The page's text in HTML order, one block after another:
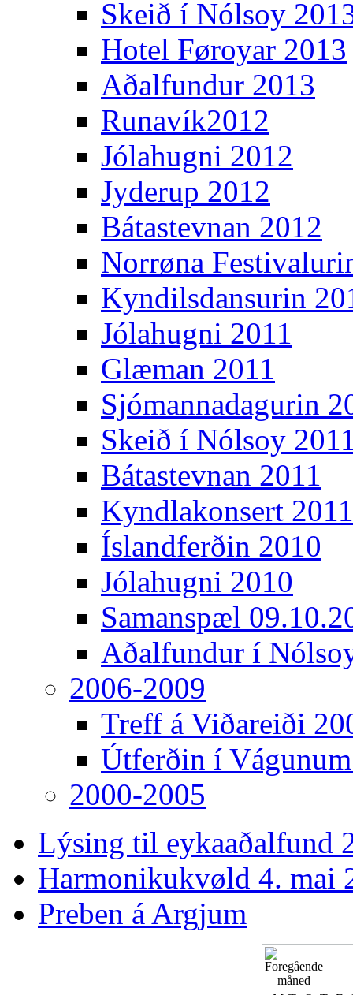
Skeið í Nólsoy
Hotel Føroyar 2013
Aðalfundur 2013
Runavík2012
Jólahugni 2012
Jyderup 2012
Bátastevnan 2012
Norrøna
Kyndilsdansurin
Jólahugni 2011
Glæman 2011
Sjómannadagurin
Skeið í Nólsoy
Bátastevnan 2011
Kyndlakonsert 2011
Íslandferðin 2010
Jólahugni 2010
Samanspæl
Aðalfundur í
2006-2009
Treff á Viðareiði
Útferðin í
2000-2005
Lýsing til eykaaðalfund
Harmonikukvøld 4. mai
Preben á Argjum